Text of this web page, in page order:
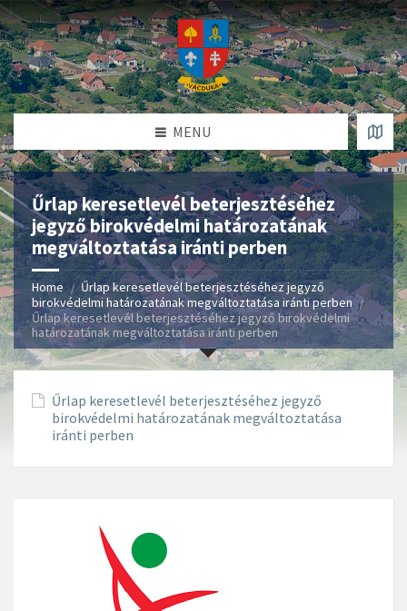
MENU
Űrlap keresetlevél beterjesztéséhez
jegyző birokvédelmi határozatának
megváltoztatása iránti perben
Home
Űrlap keresetlevél beterjesztéséhez jegyző
birokvédelmi határozatának megváltoztatása iránti perben
Űrlap keresetlevél beterjesztéséhez jegyző birokvédelmi
határozatának megváltoztatása iránti perben
Űrlap keresetlevél beterjesztéséhez jegyző
birokvédelmi határozatának megváltoztatása
iránti perben